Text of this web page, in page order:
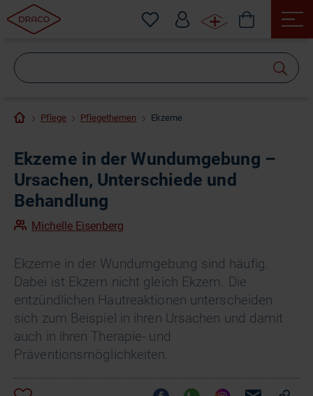
Pflege Pflegethemen Ekzeme
Ekzeme in der Wundumgebung –
Ursachen, Unterschiede und
Behandlung
Michelle Eisenberg
Ekzeme in der Wundumgebung sind häufig.
Dabei ist Ekzem nicht gleich Ekzem. Die
entzündlichen Hautreaktionen unterscheiden
sich zum Beispiel in ihren Ursachen und damit
auch in ihren Therapie- und
Präventionsmöglichkeiten.
suchen